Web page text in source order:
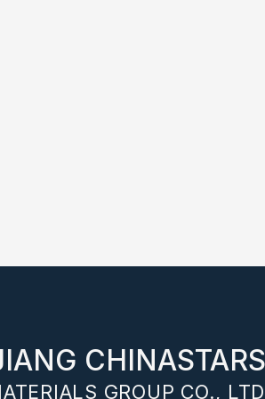
GROUP CO.,